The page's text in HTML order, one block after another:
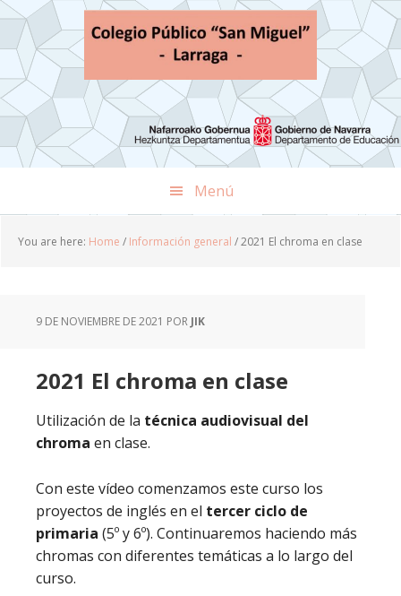
Skip
primary
navigation
Skip
main
content
Skip
footer
Menú
You are here: Home / Información general /2021 El chroma en clase
9 DE NOVIEMBRE DE 2021 POR JIK
2021 El chroma en clase
Utilización de la técnica audiovisual del
chroma en clase.
Con este vídeo comenzamos este curso los
proyectos de inglés en el tercer ciclo de
primaria (5º y 6º). Continuaremos haciendo más
chromas con diferentes temáticas a lo largo del
curso.